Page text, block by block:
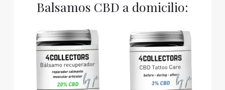
Balsamos CBD a domicilio: